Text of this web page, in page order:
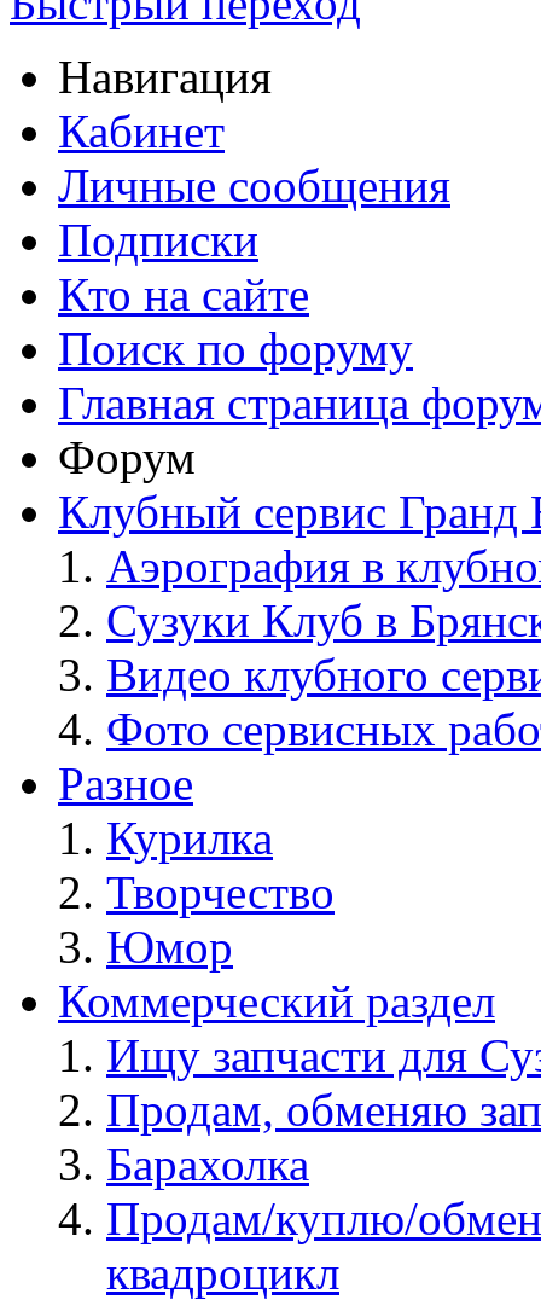
Навигация
Кабинет
Личные сообщения
Подписки
Кто на сайте
Поиск по форуму
Главная страница
Форум
Клубный сервис
Аэрография в
Сузуки Клуб в
Видео клубного
Фото сервисных
Разное
Курилка
Творчество
Юмор
Коммерческий раздел
Ищу запчасти для
Продам, обменяю
Барахолка
Продам/куплю/
квадроцикл